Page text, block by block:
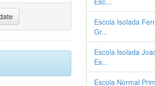
Escola Isolada
Gr...
Escola Isolada
Es...
Escola Normal